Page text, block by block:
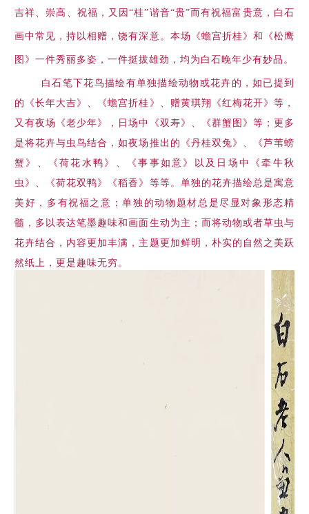
吉祥、崇高、祝福，又因“桂”谐音“贵”而有祝福富贵意，白石
画中常见，持以相赠，饶有深意。本场《蟾宫折桂》和《松鹰
图》一件秀丽多姿，一件挺拔雄劲，均为白石晚年少有妙品。
白石笔下花鸟描绘有单独描绘动物或花卉的，如已提到
的《长年大吉》、《蟾宫折桂》、赠黄琪翔《红梅花开》等，
又有夜场《老少年》，日场中《双寿》、《群蟹图》等；更多
是将花卉与虫鸟结合，如夜场推出的《丹桂双兔》、《芦苇螃
蟹》、《荷花水鸭》、《事事如意》以及日场中《牵牛秋
虫》、《荷花双鸭》《稻香》等等。单独的花卉描绘总是寓意
美好，多有祝福之意；单独的动物题材总是尽显对象形态精
髓，多以表达笔墨趣味和画面生动为主；而将动物或者草虫与
花卉结合，内容更加丰满，主题更加鲜明，朴实的自然之美跃
然纸上，更是趣味无穷。